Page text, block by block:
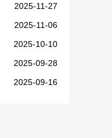
2025-11-27
2025-11-06
2025-10-10
2025-09-28
2025-09-16